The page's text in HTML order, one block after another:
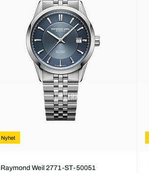
Nyhet
Raymond Weil 2771-ST-50051